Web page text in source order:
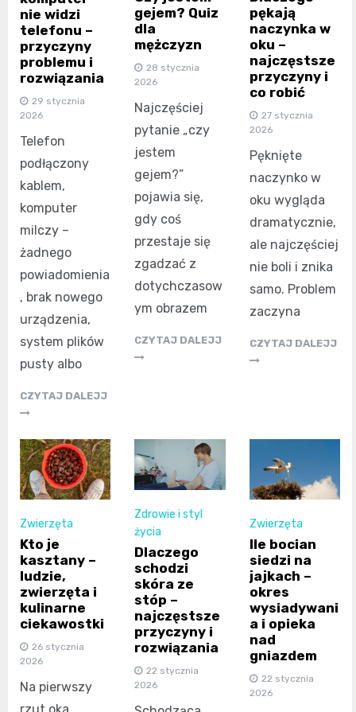
nie widzi
telefonu –
przyczyny
problemu i
rozwiązania
29 stycznia
2026
Telefon
podłączony
kablem,
komputer
milczy –
żadnego
powiadomienia
, brak nowego
urządzenia,
system plików
pusty albo
CZYTAJ DALEJJ
gejem? Quiz
dla
mężczyzn
28 stycznia
2026
Najczęściej
pytanie „czy
jestem
gejem?”
pojawia się,
gdy coś
przestaje się
zgadzać z
dotychczasow
ym obrazem
CZYTAJ DALEJJ
pękają
naczynka w
oku –
najczęstsze
przyczyny i
co robić
27 stycznia
2026
Pęknięte
naczynko w
oku wygląda
dramatycznie,
ale najczęściej
nie boli i znika
samo. Problem
zaczyna
CZYTAJ DALEJJ
Zwierzęta
Kto je
kasztany –
ludzie,
zwierzęta i
kulinarne
ciekawostki
26 stycznia
2026
Na pierwszy
Zdrowie i styl
życia
Dlaczego
schodzi
skóra ze
stóp –
najczęstsze
przyczyny i
rozwiązania
22 stycznia
2026
Zwierzęta
Ile bocian
siedzi na
jajkach –
okres
wysiadywani
a i opieka
nad
gniazdem
22 stycznia
2026